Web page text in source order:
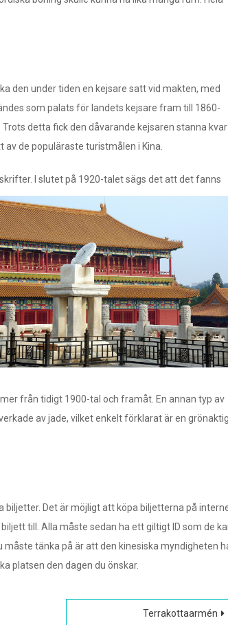
den under tiden en kejsare satt vid makten, med
som palats för landets kejsare fram till 1860-
detta fick den dåvarande kejsaren stanna
de populäraste turistmålen i Kina.
I slutet på 1920-talet sägs det att det fanns
från tidigt 1900-tal och framåt. En annan typ av
av jade, vilket enkelt förklarat är en
Det är möjligt att köpa biljetterna på
till. Alla måste sedan ha ett giltigt ID som de
måste tänka på är att den kinesiska myndigheten
platsen den dagen du önskar.
Terrakottaarmén